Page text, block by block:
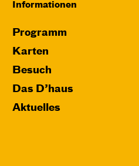
Informationen
Programm
Karten
Besuch
Das D’haus
Aktuelles